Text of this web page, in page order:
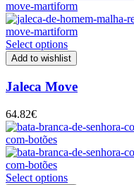
through
Select options
Add to wishlist
Jaleca Move
64.82€
Select options